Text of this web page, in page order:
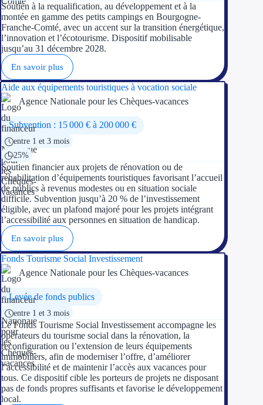
Soutien à la requalification, au développement et à la
montée en gamme des petits campings en Bourgogne-
Franche-Comté, avec un accent sur la transition énergétique,
l’innovation et l’écotourisme. Dispositif mobilisable
jusqu’au 31 décembre 2028.
En savoir plus
Aide aux équipements touristiques à vocation sociale
Agence Nationale pour les Chèques-vacances
Subvention : 15 000 € à 200 000 €
entre 1 et 3 mois
25%
Soutien financier aux projets de rénovation ou de
réhabilitation d’équipements touristiques favorisant l’accueil
de publics à revenus modestes ou en situation sociale
difficile. Subvention jusqu’à 20 % de l’investissement
éligible, avec un plafond majoré pour les projets intégrant
l’accessibilité aux personnes en situation de handicap.
En savoir plus
Fonds Tourisme Social Investissement
Agence Nationale pour les Chèques-vacances
Levée de fonds publics
entre 1 et 3 mois
Le Fonds Tourisme Social Investissement accompagne les
opérateurs du tourisme social dans la rénovation, la
reconfiguration ou l’extension de leurs équipements
immobiliers, afin de moderniser l’offre, d’améliorer
l’accessibilité et de maintenir l’accès aux vacances pour
tous. Ce dispositif cible les porteurs de projets ne disposant
pas de fonds propres suffisants et favorise le développement
local.